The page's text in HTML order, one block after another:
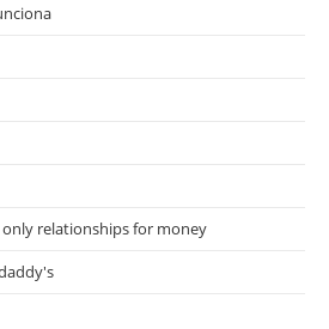
relationships for money